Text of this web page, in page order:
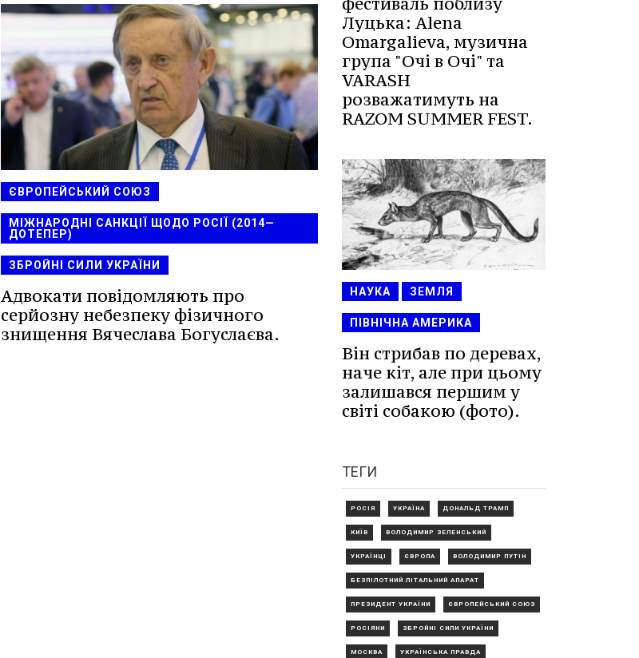
ЄВРОПЕЙСЬКИЙ СОЮЗ
МІЖНАРОДНІ САНКЦІЇ ЩОДО РОСІЇ (2014—
ДОТЕПЕР)
ЗБРОЙНІ СИЛИ УКРАЇНИ
Адвокати повідомляють про
серйозну небезпеку фізичного
знищення Вячеслава Богуслаєва.
Луцька: Alena
Omargalieva, музична
група "Очі в Очі" та
VARASH
розважатимуть на
RAZOM SUMMER FEST.
НАУКА ЗЕМЛЯ
ПІВНІЧНА АМЕРИКА
Він стрибав по деревах,
наче кіт, але при цьому
залишався першим у
світі собакою (фото).
ТЕГИ
РОСІЯ УКРАЇНА ДОНАЛЬД ТРАМП
КИЇВ ВОЛОДИМИР ЗЕЛЕНСЬКИЙ
УКРАЇНЦІ ЄВРОПА ВОЛОДИМИР ПУТІН
БЕЗПІЛОТНИЙ ЛІТАЛЬНИЙ АПАРАТ
ПРЕЗИДЕНТ УКРАЇНИ ЄВРОПЕЙСЬКИЙ СОЮЗ
РОСІЯНИ ЗБРОЙНІ СИЛИ УКРАЇНИ
МОСКВА УКРАЇНСЬКА ПРАВДА